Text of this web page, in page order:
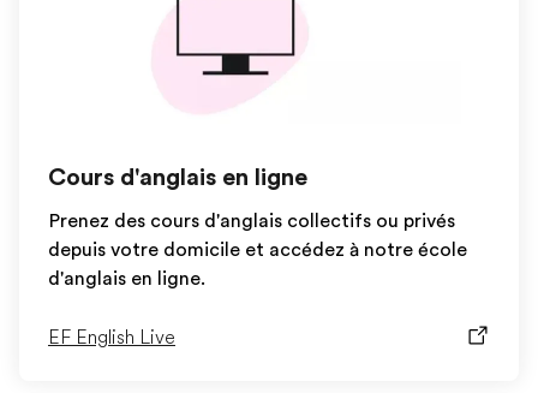
Cours d'anglais en ligne
Prenez des cours d'anglais collectifs ou privés
depuis votre domicile et accédez à notre école
d'anglais en ligne.
EF English Live